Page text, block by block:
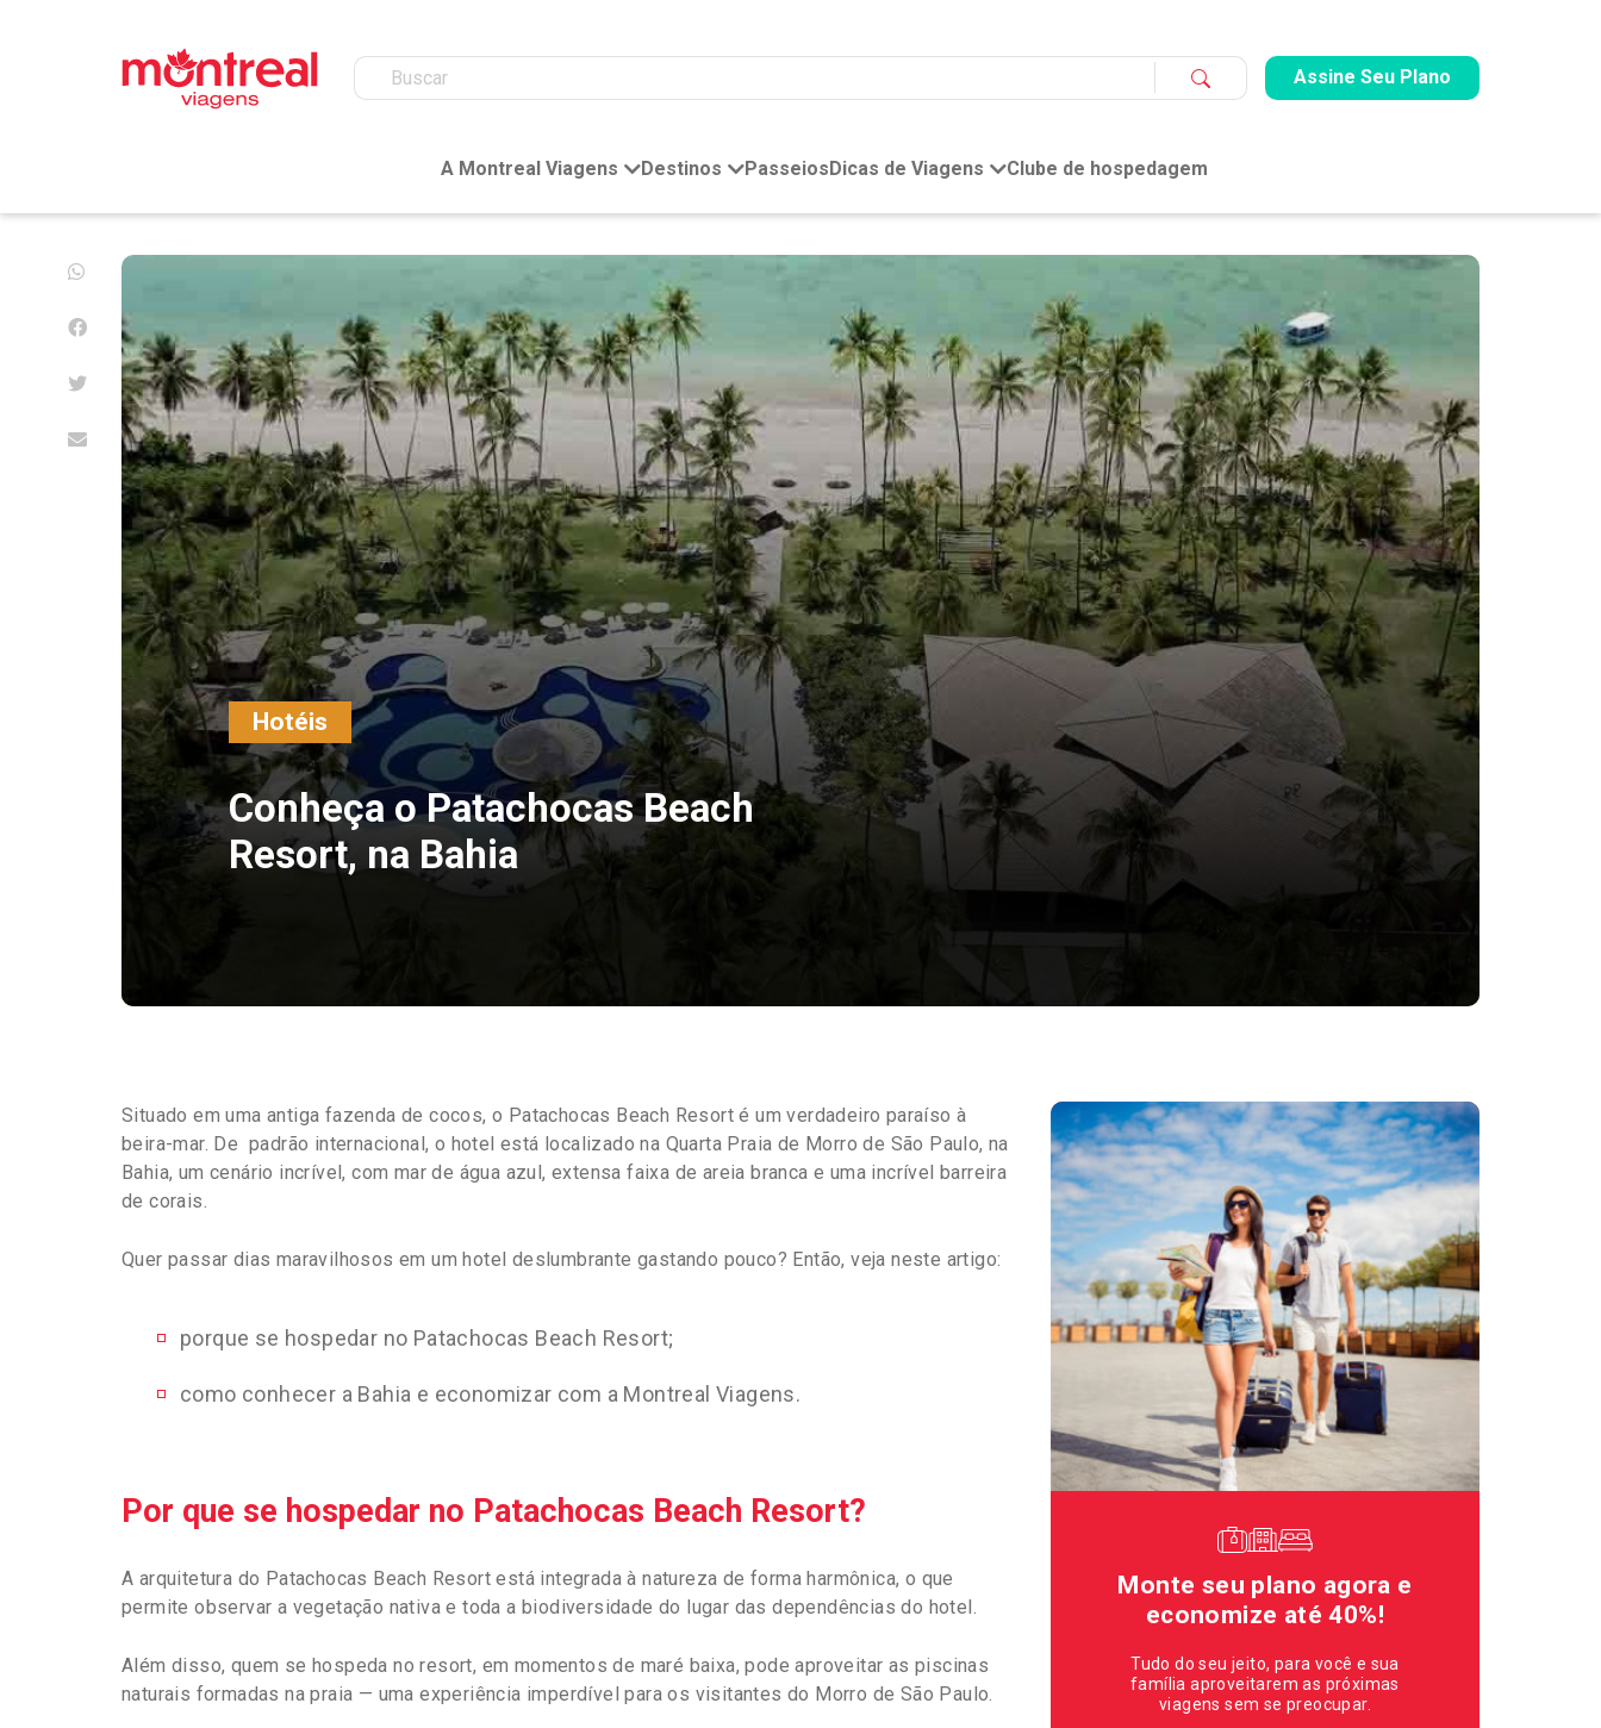
Assine Seu Plano
A Montreal Viagens Destinos Passeios Dicas de Viagens Clube de hospedagem
Hotéis
Conheça o Patachocas Beach
Resort, na Bahia
Situado em uma antiga fazenda de cocos, o Patachocas Beach Resort é um verdadeiro paraíso à
beira-mar. De padrão internacional, o hotel está localizado na Quarta Praia de Morro de São Paulo, na
Bahia, um cenário incrível, com mar de água azul, extensa faixa de areia branca e uma incrível barreira
de corais.
Quer passar dias maravilhosos em um hotel deslumbrante gastando pouco? Então, veja neste artigo:
porque se hospedar no Patachocas Beach Resort;
como conhecer a Bahia e economizar com a Montreal Viagens.
Por que se hospedar no Patachocas Beach Resort?
A arquitetura do Patachocas Beach Resort está integrada à natureza de forma harmônica, o que
permite observar a vegetação nativa e toda a biodiversidade do lugar das dependências do hotel.
Além disso, quem se hospeda no resort, em momentos de maré baixa, pode aproveitar as piscinas
naturais formadas na praia — uma experiência imperdível para os visitantes do Morro de São Paulo.
Monte seu plano agora e
economize até 40%!
Tudo do seu jeito, para você e sua
família aproveitarem as próximas
viagens sem se preocupar.